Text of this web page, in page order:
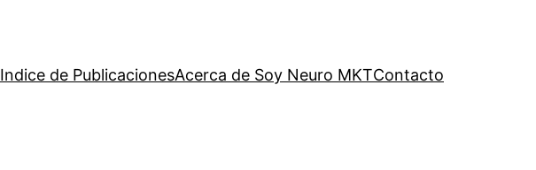
Indice de PublicacionesAcerca de Soy Neuro MKTContacto